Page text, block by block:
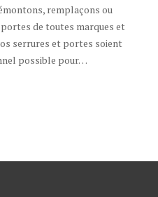
remplaçons ou
de toutes marques et
serrures et portes soient
possible pour…